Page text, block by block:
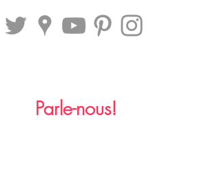
Parle-nous!